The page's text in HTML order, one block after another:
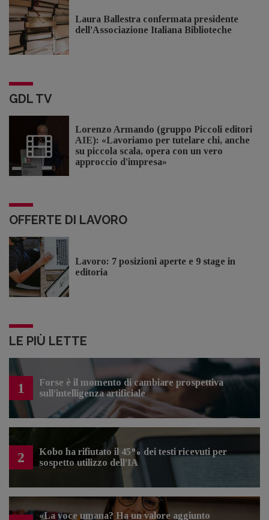
Laura Ballestra confermata presidente
dell’Associazione Italiana Biblioteche
GDL TV
Lorenzo Armando (gruppo Piccoli editori
AIE): «Lavoriamo per tutelare chi, anche
su piccola scala, opera con un vero
approccio d'impresa»
OFFERTE DI LAVORO
Lavoro: 7 posizioni aperte e 9 stage in
editoria
LE PIÙ LETTE
1
Forse è il momento di cambiare prospettiva
sull’intelligenza artificiale
2
Kobo ha rifiutato il 45% dei testi ricevuti per
sospetto utilizzo dell’IA
«La voce umana? Ha un valore aggiunto